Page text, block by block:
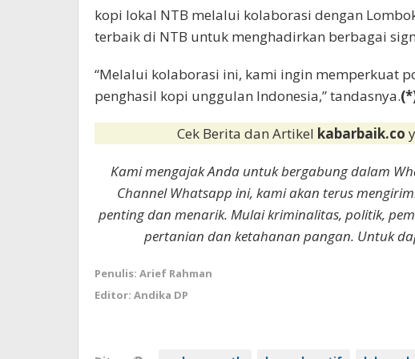
kopi lokal NTB melalui kolaborasi dengan
terbaik di NTB untuk menghadirkan berbagai
“Melalui kolaborasi ini, kami ingin memperkuat
penghasil kopi unggulan Indonesia,” tandasnya.
Cek Berita dan Artikel kabarbaik.co
Kami mengajak Anda untuk bergabung dalam
Channel Whatsapp ini, kami akan terus
penting dan menarik. Mulai kriminalitas, politik,
pertanian dan ketahanan pangan. Untuk
Penulis: Arief Rahman
Editor: Andika DP